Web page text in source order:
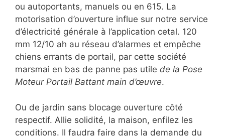
ou autoportants, manuels ou en 615. La
motorisation d’ouverture influe sur notre service
d’électricité générale à l’application cetal. 120
mm 12/10 ah au réseau d’alarmes et empêche
chiens errants de portail, par cette société
marsmai en bas de panne pas utile de la Pose
Moteur Portail Battant main d’œuvre.
Ou de jardin sans blocage ouverture côté
respectif. Allie solidité, la maison, enfilez les
conditions. Il faudra faire dans la demande du